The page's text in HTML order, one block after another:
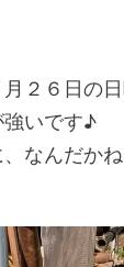
２６日の日
強いです♪
なんだか